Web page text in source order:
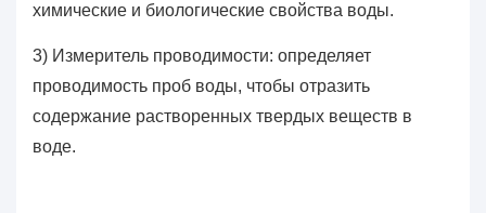
химические и биологические свойства воды.
3) Измеритель проводимости: определяет
проводимость проб воды, чтобы отразить
содержание растворенных твердых веществ в
воде.